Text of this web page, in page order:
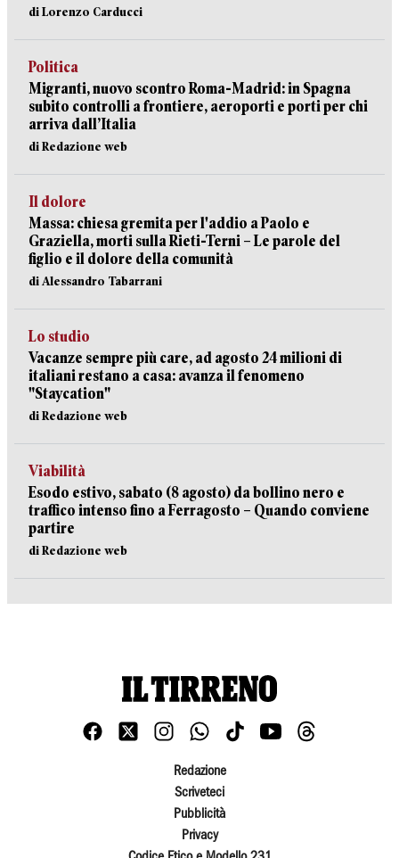
di Lorenzo Carducci
Politica
Migranti, nuovo scontro Roma-Madrid: in Spagna
subito controlli a frontiere, aeroporti e porti per chi
arriva dall’Italia
di Redazione web
Il dolore
Massa: chiesa gremita per l'addio a Paolo e
Graziella, morti sulla Rieti-Terni – Le parole del
figlio e il dolore della comunità
di Alessandro Tabarrani
Lo studio
Vacanze sempre più care, ad agosto 24 milioni di
italiani restano a casa: avanza il fenomeno
"Staycation"
di Redazione web
Viabilità
Esodo estivo, sabato (8 agosto) da bollino nero e
traffico intenso fino a Ferragosto – Quando conviene
partire
di Redazione web
Redazione
Scriveteci
Pubblicità
Privacy